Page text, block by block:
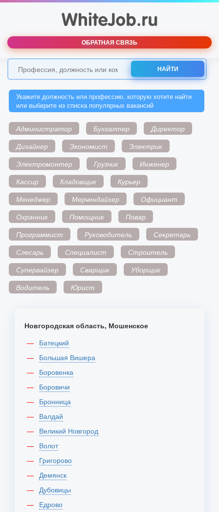
ОБРАТНАЯ СВЯЗЬ
НАЙТИ
Укажите должность или профессию, которую хотите найти
или выберите из списка популярных вакансий
Администратор Бухгалтер
Директор
Дизайнер
Экономист
Электрик
Электромонтер
Грузчик
Инженер
Кассир
Кладовщик
Курьер
Менеджер
Мерчендайзер
Официант
Охранник
Помощник
Повар
Программист
Руководитель
Секретарь
Слесарь
Специалист
Строитель
Супервайзер
Сварщик
Уборщик
Водитель
Юрист
Новгородская область, Мошенское
Батецкий
Большая Вишера
Боровенка
Боровичи
Бронница
Валдай
Великий Новгород
Волот
Григорово
Демянск
Дубовицы
Едрово